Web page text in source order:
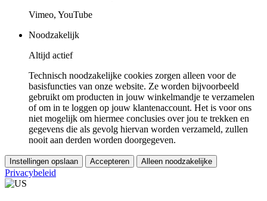
Vimeo, YouTube
Noodzakelijk
Altijd actief
Technisch noodzakelijke cookies zorgen alleen voor de
basisfuncties van onze website. Ze worden bijvoorbeeld
gebruikt om producten in jouw winkelmandje te verzamelen
of om in te loggen op jouw klantenaccount. Het is voor ons
niet mogelijk om hiermee conclusies over jou te trekken en
gegevens die als gevolg hiervan worden verzameld, zullen
nooit aan derden worden doorgegeven.
Instellingen opslaan Accepteren Alleen noodzakelijke
Privacybeleid